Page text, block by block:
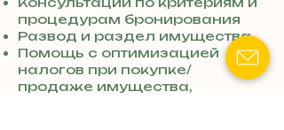
4
8
5
7
8
процедурам бронирования
Развод и раздел имущества
Помощь с оптимизацией
налогов при покупке/
продаже имущества,